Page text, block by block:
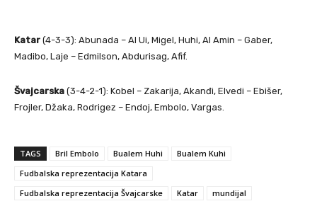
Katar (4-3-3): Abunada – Al Ui, Migel, Huhi, Al Amin – Gaber,
Madibo, Laje – Edmilson, Abdurisag, Afif.
Švajcarska (3-4-2-1): Kobel – Zakarija, Akanđi, Elvedi – Ebišer,
Frojler, Džaka, Rodrigez – Endoj, Embolo, Vargas.
TAGS Bril Embolo Bualem Huhi
Bualem Kuhi
Fudbalska reprezentacija Katara
Fudbalska reprezentacija Švajcarske
Katar
mundijal